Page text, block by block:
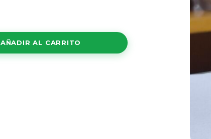
AÑADIR AL CARRITO